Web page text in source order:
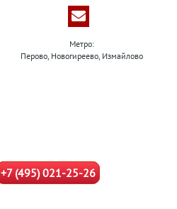
Метро:
Перово, Новогиреево, Измайлово
+7 (495) 021-25-26